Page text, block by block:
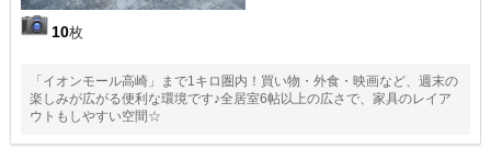
10枚
「イオンモール高崎」まで1キロ圏内！買い物・外食・映画など、週末の
楽しみが広がる便利な環境です♪全居室6帖以上の広さで、家具のレイア
ウトもしやすい空間☆